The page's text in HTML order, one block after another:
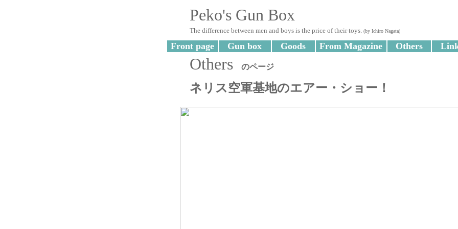
Peko's Gun Box
The difference between men and boys is the price of their toys. (by Ichiro Nagata)
Front page Gun box Goods From Magazine Others
Others のページ
ネリス空軍基地のエアー・ショー！